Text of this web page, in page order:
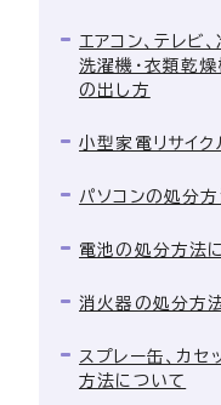
エアコン、テレビ
洗濯機・衣類乾燥
の出し方
小型家電リサイク
パソコンの処分
電池の処分方法
消火器の処分方
スプレー缶、カセ
方法について